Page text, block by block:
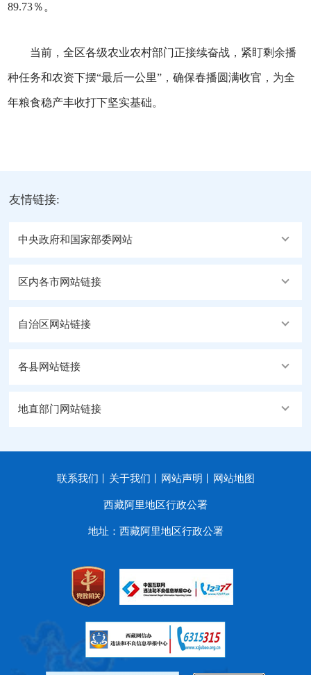
89.73％。
当前，全区各级农业农村部门正接续奋战，紧盯剩余播
种任务和农资下摆“最后一公里”，确保春播圆满收官，为全
年粮食稳产丰收打下坚实基础。
友情链接:
中央政府和国家部委网站
区内各市网站链接
自治区网站链接
各县网站链接
地直部门网站链接
联系我们 关于我们 网站声明 网站地图
西藏阿里地区行政公署
地址：西藏阿里地区行政公署